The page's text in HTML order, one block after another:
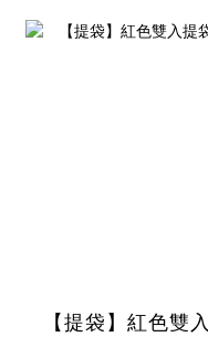
【提袋】紅色雙入